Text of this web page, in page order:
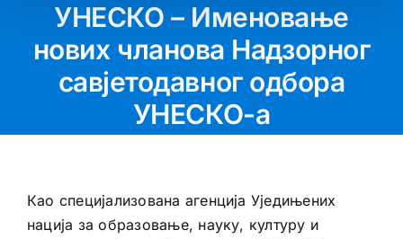
УНЕСКО – Именовање
нових чланова Надзорног
савјетодавног одбора
УНЕСКО-а
Као специјализована агенција Уједињених
нација за образовање, науку, културу и